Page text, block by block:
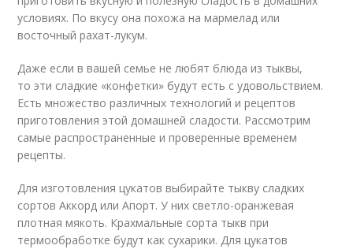
условиях. По вкусу она похожа на мармелад или
восточный рахат-лукум.
Даже если в вашей семье не любят блюда из тыквы,
то эти сладкие «конфетки» будут есть с удовольствием.
Есть множество различных технологий и рецептов
приготовления этой домашней сладости. Рассмотрим
самые распространенные и проверенные временем
рецепты.
Для изготовления цукатов выбирайте тыкву сладких
сортов Аккорд или Апорт. У них светло-оранжевая
плотная мякоть. Крахмальные сорта тыкв при
термообработке будут как сухарики. Для цукатов